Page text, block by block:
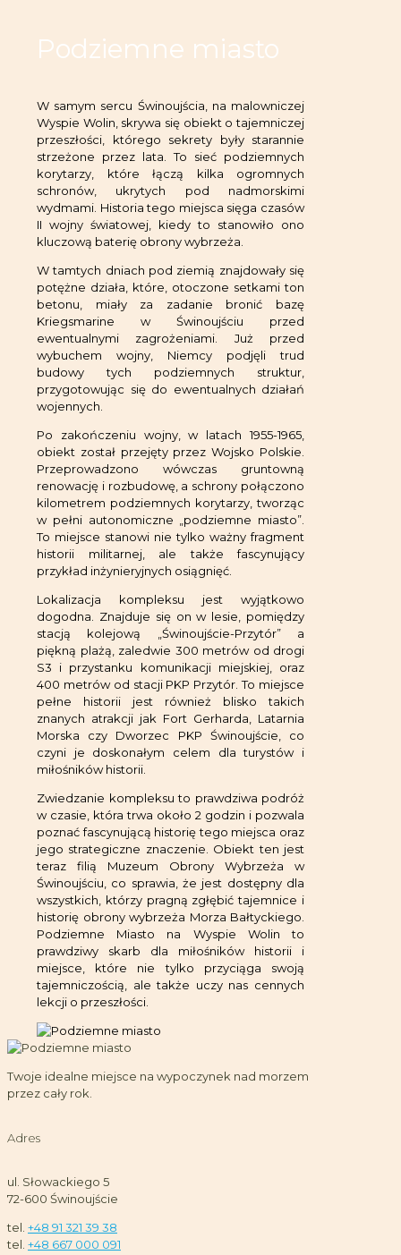
Podziemne miasto
W samym sercu Świnoujścia, na malowniczej
Wyspie Wolin, skrywa się obiekt o tajemniczej
przeszłości, którego sekrety były starannie
strzeżone przez lata. To sieć podziemnych
korytarzy, które łączą kilka ogromnych
schronów, ukrytych pod nadmorskimi
wydmami. Historia tego miejsca sięga czasów
II wojny światowej, kiedy to stanowiło ono
kluczową baterię obrony wybrzeża.
W tamtych dniach pod ziemią znajdowały się
potężne działa, które, otoczone setkami ton
betonu, miały za zadanie bronić bazę
Kriegsmarine w Świnoujściu przed
ewentualnymi zagrożeniami. Już przed
wybuchem wojny, Niemcy podjęli trud
budowy tych podziemnych struktur,
przygotowując się do ewentualnych działań
wojennych.
Po zakończeniu wojny, w latach 1955-1965,
obiekt został przejęty przez Wojsko Polskie.
Przeprowadzono wówczas gruntowną
renowację i rozbudowę, a schrony połączono
kilometrem podziemnych korytarzy, tworząc
w pełni autonomiczne „podziemne miasto”.
To miejsce stanowi nie tylko ważny fragment
historii militarnej, ale także fascynujący
przykład inżynieryjnych osiągnięć.
Lokalizacja kompleksu jest wyjątkowo
dogodna. Znajduje się on w lesie, pomiędzy
stacją kolejową „Świnoujście-Przytór” a
piękną plażą, zaledwie 300 metrów od drogi
S3 i przystanku komunikacji miejskiej, oraz
400 metrów od stacji PKP Przytór. To miejsce
pełne historii jest również blisko takich
znanych atrakcji jak Fort Gerharda, Latarnia
Morska czy Dworzec PKP Świnoujście, co
czyni je doskonałym celem dla turystów i
miłośników historii.
Zwiedzanie kompleksu to prawdziwa podróż
w czasie, która trwa około 2 godzin i pozwala
poznać fascynującą historię tego miejsca oraz
jego strategiczne znaczenie. Obiekt ten jest
teraz filią Muzeum Obrony Wybrzeża w
Świnoujściu, co sprawia, że jest dostępny dla
wszystkich, którzy pragną zgłębić tajemnice i
historię obrony wybrzeża Morza Bałtyckiego.
Podziemne Miasto na Wyspie Wolin to
prawdziwy skarb dla miłośników historii i
miejsce, które nie tylko przyciąga swoją
tajemniczością, ale także uczy nas cennych
lekcji o przeszłości.
Twoje idealne miejsce na wypoczynek nad morzem
przez cały rok.
Adres
ul. Słowackiego 5
72-600 Świnoujście
tel. +48 91 321 39 38
tel. +48 667 000 091